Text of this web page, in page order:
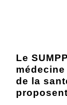
Le
de la
proposent